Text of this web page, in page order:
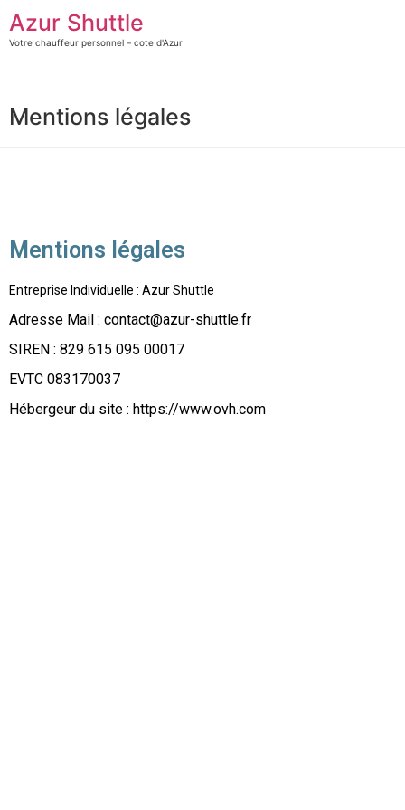
Azur Shuttle
Votre chauffeur personnel – cote d'Azur
Mentions légales
Mentions légales
Entreprise Individuelle : Azur Shuttle
Adresse Mail : contact@azur-shuttle.fr
SIREN : 829 615 095 00017
EVTC 083170037
Hébergeur du site : https://www.ovh.com